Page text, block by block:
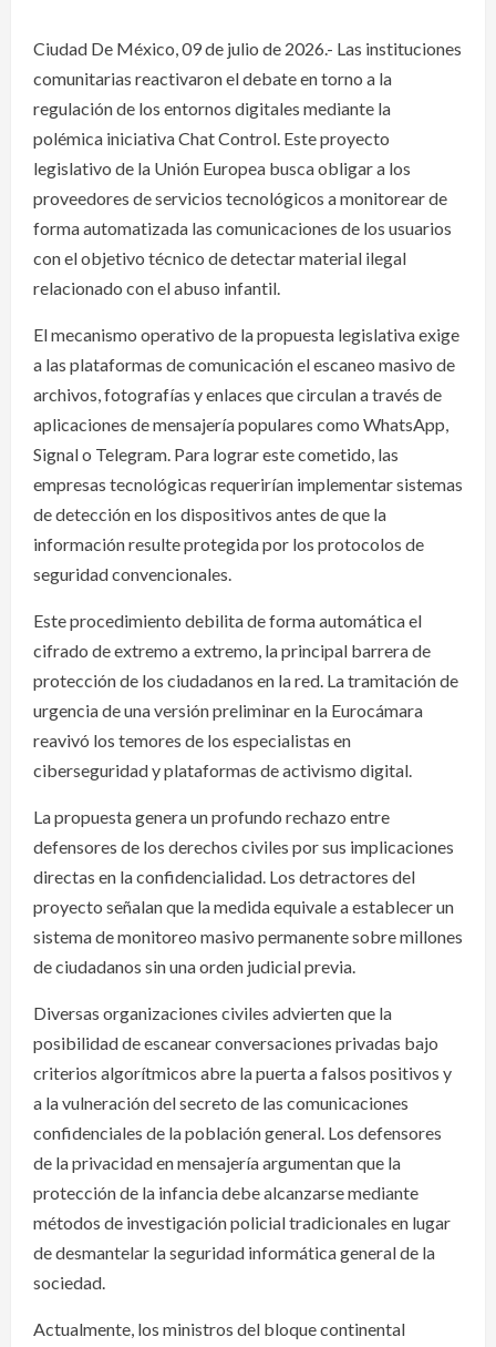
Ciudad De México, 09 de julio de 2026.- Las instituciones
comunitarias reactivaron el debate en torno a la
regulación de los entornos digitales mediante la
polémica iniciativa Chat Control. Este proyecto
legislativo de la Unión Europea busca obligar a los
proveedores de servicios tecnológicos a monitorear de
forma automatizada las comunicaciones de los usuarios
con el objetivo técnico de detectar material ilegal
relacionado con el abuso infantil.
El mecanismo operativo de la propuesta legislativa exige
a las plataformas de comunicación el escaneo masivo de
archivos, fotografías y enlaces que circulan a través de
aplicaciones de mensajería populares como WhatsApp,
Signal o Telegram. Para lograr este cometido, las
empresas tecnológicas requerirían implementar sistemas
de detección en los dispositivos antes de que la
información resulte protegida por los protocolos de
seguridad convencionales.
Este procedimiento debilita de forma automática el
cifrado de extremo a extremo, la principal barrera de
protección de los ciudadanos en la red. La tramitación de
urgencia de una versión preliminar en la Eurocámara
reavivó los temores de los especialistas en
ciberseguridad y plataformas de activismo digital.
La propuesta genera un profundo rechazo entre
defensores de los derechos civiles por sus implicaciones
directas en la confidencialidad. Los detractores del
proyecto señalan que la medida equivale a establecer un
sistema de monitoreo masivo permanente sobre millones
de ciudadanos sin una orden judicial previa.
Diversas organizaciones civiles advierten que la
posibilidad de escanear conversaciones privadas bajo
criterios algorítmicos abre la puerta a falsos positivos y
a la vulneración del secreto de las comunicaciones
confidenciales de la población general. Los defensores
de la privacidad en mensajería argumentan que la
protección de la infancia debe alcanzarse mediante
métodos de investigación policial tradicionales en lugar
de desmantelar la seguridad informática general de la
sociedad.
Actualmente, los ministros del bloque continental